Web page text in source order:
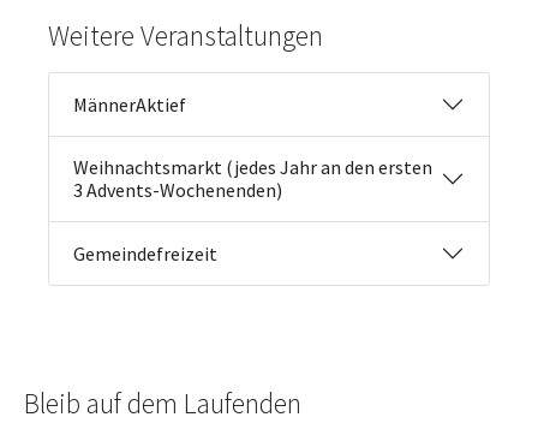
Weitere Veranstaltungen
MännerAktief
Weihnachtsmarkt (jedes Jahr an den ersten
3 Advents-Wochenenden)
Gemeindefreizeit
Bleib auf dem Laufenden